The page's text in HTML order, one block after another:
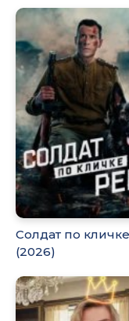
Солдат по
(2026)